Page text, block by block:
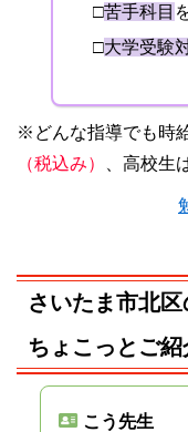
□苦手科目
□大学受験
※どんな指導でも時
（税込み）
、高校生
さいたま市北
ちょこっとご紹
こう先生